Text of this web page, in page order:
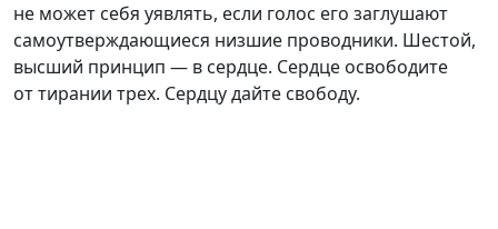
не может себя уявлять, если голос его заглушают
самоутверждающиеся низшие проводники. Шестой,
высший принцип — в сердце. Сердце освободите
от тирании трех. Сердцу дайте свободу.